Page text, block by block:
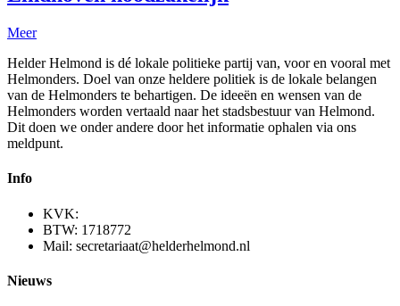
Meer
Helder Helmond is dé lokale politieke partij van, voor en vooral met
Helmonders. Doel van onze heldere politiek is de lokale belangen
van de Helmonders te behartigen. De ideeën en wensen van de
Helmonders worden vertaald naar het stadsbestuur van Helmond.
Dit doen we onder andere door het informatie ophalen via ons
meldpunt.
Info
KVK:
BTW: 1718772
Mail: secretariaat@helderhelmond.nl
Nieuws